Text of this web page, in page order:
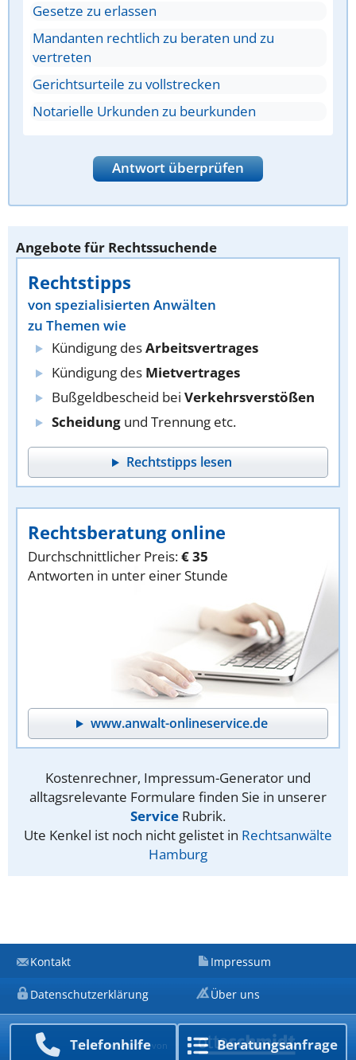
Gesetze zu erlassen
Mandanten rechtlich zu beraten und zu
vertreten
Gerichtsurteile zu vollstrecken
Notarielle Urkunden zu beurkunden
Antwort überprüfen
Angebote für Rechtssuchende
Rechtstipps
von spezialisierten Anwälten
zu Themen wie
Kündigung desArbeitsvertrages
Kündigung des Mietvertrages
Bußgeldbescheid bei Verkehrsverstößen
Scheidung und Trennung etc.
Rechtstipps lesen
Rechtsberatung online
Durchschnittlicher Preis:€ 35
Antworten in unter einer Stunde
www.anwalt-onlineservice.de
Kostenrechner, Impressum-Generator und
alltagsrelevante Formulare finden Sie in unserer
Service Rubrik.
Ute Kenkel ist noch nicht gelistet in Rechtsanwälte
Hamburg
Telefon­hilfe Beratungs­anfrage
Kontakt Impressum
Datenschutzerklärung Über uns
Ein Unternehmen von